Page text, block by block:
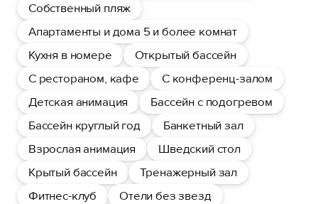
Собственный пляж
Апартаменты и дома 5 и более комнат
Кухня в номере
Открытый бассейн
С рестораном, кафе
С конференц-залом
Детская анимация
Бассейн с подогревом
Бассейн круглый год
Банкетный зал
Взрослая анимация
Шведский стол
Крытый бассейн
Тренажерный зал
Фитнес-клуб
Отели без звезд